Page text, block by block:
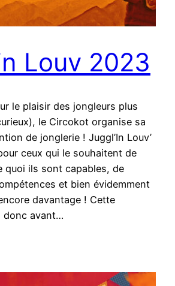
Louv 2023
le plaisir des jongleurs plus
le Circokot organise sa
de jonglerie ! Juggl’In Louv’
ceux qui le souhaitent de
quoi ils sont capables, de
et bien évidemment
davantage ! Cette
donc avant…